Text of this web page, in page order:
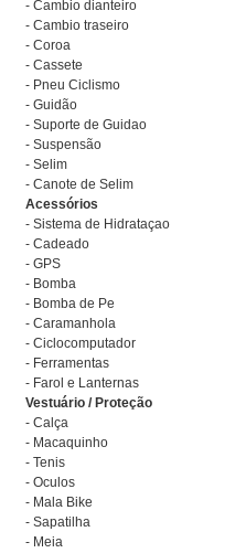
- Cambio dianteiro
- Cambio traseiro
- Coroa
- Cassete
- Pneu Ciclismo
- Guidão
- Suporte de Guidao
- Suspensão
- Selim
- Canote de Selim
Acessórios
- Sistema de Hidrataçao
- Cadeado
- GPS
- Bomba
- Bomba de Pe
- Caramanhola
- Ciclocomputador
- Ferramentas
- Farol e Lanternas
Vestuário / Proteção
- Calça
- Macaquinho
- Tenis
- Oculos
- Mala Bike
- Sapatilha
- Meia